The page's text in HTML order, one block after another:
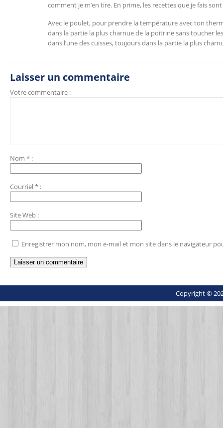
comment je m’en tire. En prime, les recettes que je fais
Avec le poulet, pour prendre la température avec ton
dans la partie la plus charnue de la poitrine sans toucher
dans l’une des cuisses, toujours dans la partie la plus
Laisser un commentaire
Votre commentaire :
Nom * :
Courriel * :
Site Web :
Enregistrer mon nom, mon e-mail et mon site dans le navigateur
Copyright ©